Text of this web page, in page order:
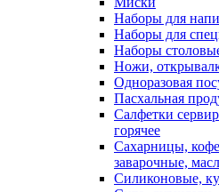
Наборы для
Наборы для
Наборы
Ножи,
Одноразовая
Пасхальная
Салфетки
горячее
Сахарницы,
заварочные,
Силиконовые,